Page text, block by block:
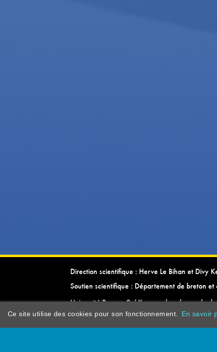
Direction scientifique : Herve Le Bihan et Divy
Soutien scientifique : Département de breton et
Université Rennes 2 / Kevrenn brezhoneg ha
Ce site utilise des cookies pour son fonctionnement. En savoir